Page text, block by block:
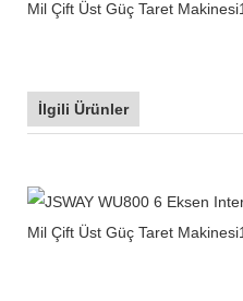
İlgili Ürünler